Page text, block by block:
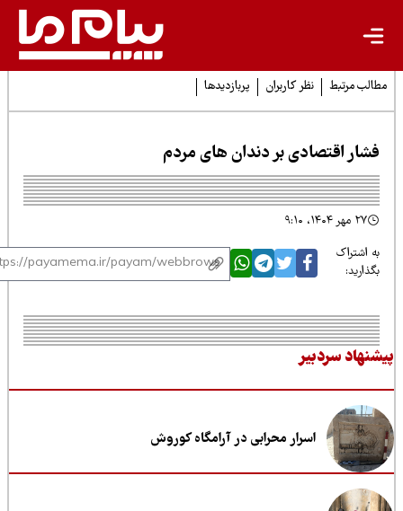
مرتبط نظر کاربران پربازدیدها
اقتصادی بر دندان های مردم
اشتراک
سردبیر
اسرار محرابی در آرامگاه کوروش